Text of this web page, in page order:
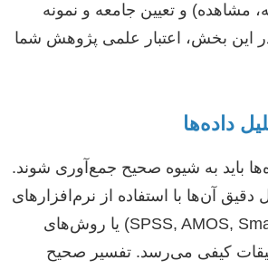
مشاهده) و تعیین جامعه و نمونه
این بخش، اعتبار علمی پژوهش شما
داده‌ها
باید به شیوه صحیح جمع‌آوری شوند.
آن‌ها با استفاده از نرم‌افزارهای
آماری (مانند SPSS, AMOS, SmartPLS) یا روش‌های
کیفی می‌رسد. تفسیر صحیح